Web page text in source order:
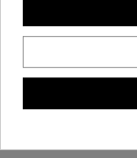
COMPRAR